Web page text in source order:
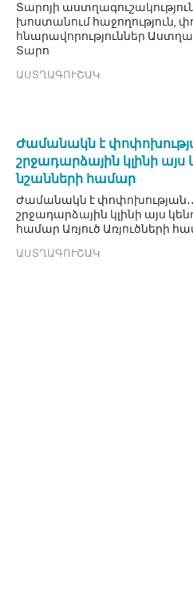
Տարոյի
խոստանում հաջողություն,
հնարավորություններ
Տարո
ԱՍՏՂԱԳՈՒՇԱԿ
Ժամանակն է
շրջադարձային կլինի
նշանների համար
Ժամանակն է
շրջադարձային կլինի այս
համար Առյուծ Առյուծների
ԱՍՏՂԱԳՈՒՇԱԿ